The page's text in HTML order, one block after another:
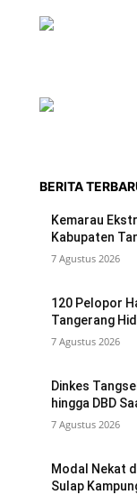
BERITA
Kemarau
Kabupaten
7 Agustus 2026
120 Pelopor
Tangerang
7 Agustus 2026
Dinkes
hingga DBD
7 Agustus 2026
Modal Nekat
Sulap